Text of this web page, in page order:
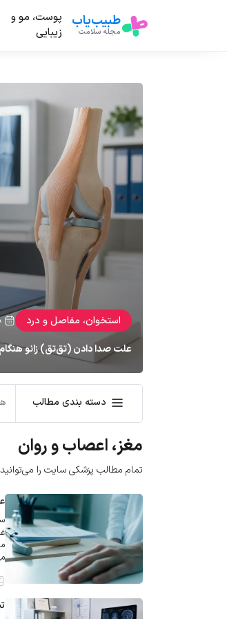
طبیب‌یاب
مجله سلامت
پوست، مو و
زیبایی
استخوان، مفاصل و درد 8 مرداد 1405
علت صدا دادن (تق‌تق) زانو هنگام
دیده می‌شود […]
دسته بندی مطالب
مغز، اعصاب و روان
تمام مطالب پزشکی سایت را